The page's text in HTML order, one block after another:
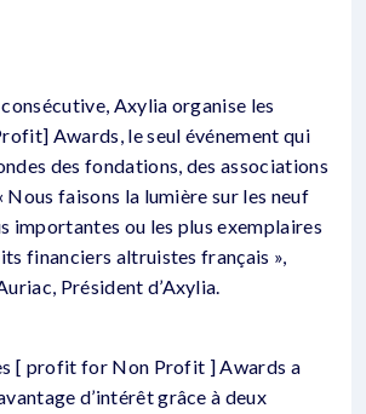
Axylia organise les
Awards, le seul événement qui
des fondations, des associations
Nous faisons la lumière sur les neuf
importantes ou les plus exemplaires
financiers altruistes français »,
Président d’Axylia.
[ profit for Non Profit ] Awards a
d’intérêt grâce à deux